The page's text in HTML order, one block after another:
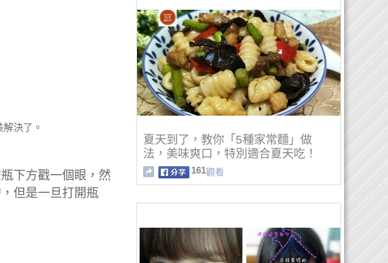
決了。
下方戳一個眼，然
但是一旦打開瓶
夏天到了，教你「5種家常麵」做
法，美味爽口，特別適合夏天吃！
161觀看